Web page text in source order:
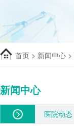
首页 > 新闻中心 >
新闻中心
医院动态